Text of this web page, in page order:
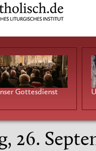
Gottesdienst
26.